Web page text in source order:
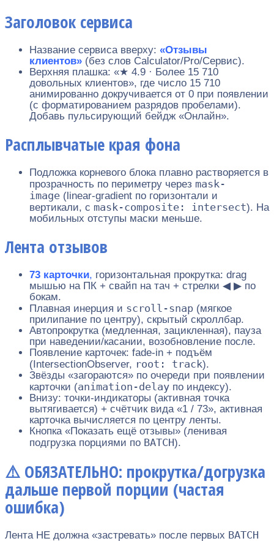
Заголовок сервиса
Название сервиса вверху: «Отзывы
клиентов» (без слов Calculator/Pro/Сервис).
Верхняя плашка: «★ 4.9 · Более 15 710
довольных клиентов», где число 15 710
анимированно докручивается от 0 при появлении
(с форматированием разрядов пробелами).
Добавь пульсирующий бейдж «Онлайн».
Расплывчатые края фона
Подложка корневого блока плавно растворяется в
прозрачность по периметру через mask-
image (linear-gradient по горизонтали и
вертикали, с mask-composite: intersect). На
мобильных отступы маски меньше.
Лента отзывов
73 карточки, горизонтальная прокрутка: drag
мышью на ПК + свайп на тач + стрелки ◀ ▶ по
бокам.
Плавная инерция и scroll-snap (мягкое
прилипание по центру), скрытый скроллбар.
Автопрокрутка (медленная, зацикленная), пауза
при наведении/касании, возобновление после.
Появление карточек: fade-in + подъём
(IntersectionObserver, root: track).
Звёзды «загораются» по очереди при появлении
карточки (animation-delay по индексу).
Внизу: точки-индикаторы (активная точка
вытягивается) + счётчик вида «1 / 73», активная
карточка вычисляется по центру ленты.
Кнопка «Показать ещё отзывы» (ленивая
подгрузка порциями по BATCH).
⚠️ ОБЯЗАТЕЛЬНО: прокрутка/догрузка
дальше первой порции (частая
ошибка)
Лента НЕ должна «застревать» после первых BATCH